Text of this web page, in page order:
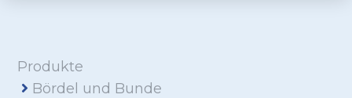
Produkte
Bördel und Bunde